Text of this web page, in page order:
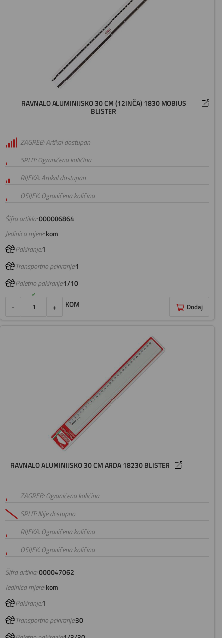
RAVNALO ALUMINIJSKO 30 CM (12INČA) 1830 MOBIUS
BLISTER
Šifra artikla:000006864
ZAGREB: Artikal dostupan
SPLIT: Ograničena količina
RIJEKA: Artikal dostupan
OSIJEK: Ograničena količina
Jedinica mjere:kom
Pakiranje:1
Transportno pakiranje:1
Paletno pakiranje:1/10
- + KOM Dodaj
RAVNALO ALUMINIJSKO 30 CM ARDA 18230 BLISTER
Šifra artikla:000047062
ZAGREB: Ograničena količina
SPLIT: Nije dostupno
RIJEKA: Ograničena količina
OSIJEK: Ograničena količina
Jedinica mjere:kom
Pakiranje:1
Transportno pakiranje:30